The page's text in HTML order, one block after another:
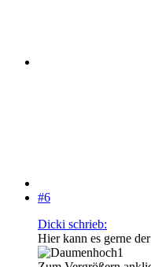
#6
Dicki schrieb:
Hier kann es gerne